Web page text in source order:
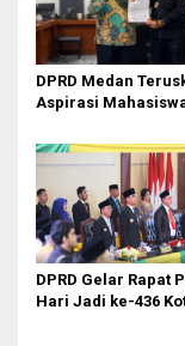
DPRD Medan
Aspirasi
Masyarakat DPR RI
DPRD Gelar Rapat
Hari Jadi ke-436